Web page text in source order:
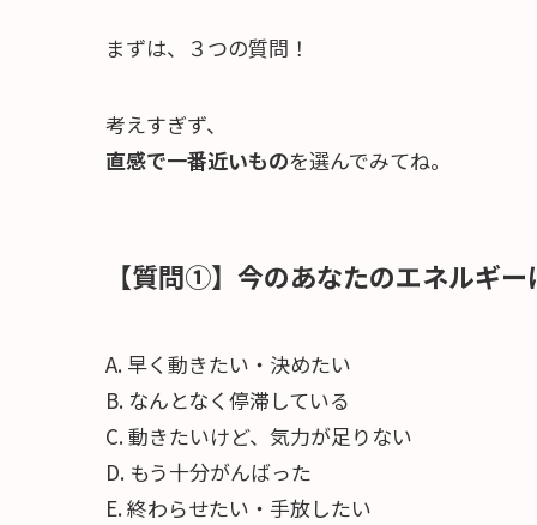
まずは、３つの質問！
考えすぎず、
直感で一番近いものを選んでみてね。
【質問①】今のあなたのエネルギー
A. 早く動きたい・決めたい
B. なんとなく停滞している
C. 動きたいけど、気力が足りない
D. もう十分がんばった
E. 終わらせたい・手放したい